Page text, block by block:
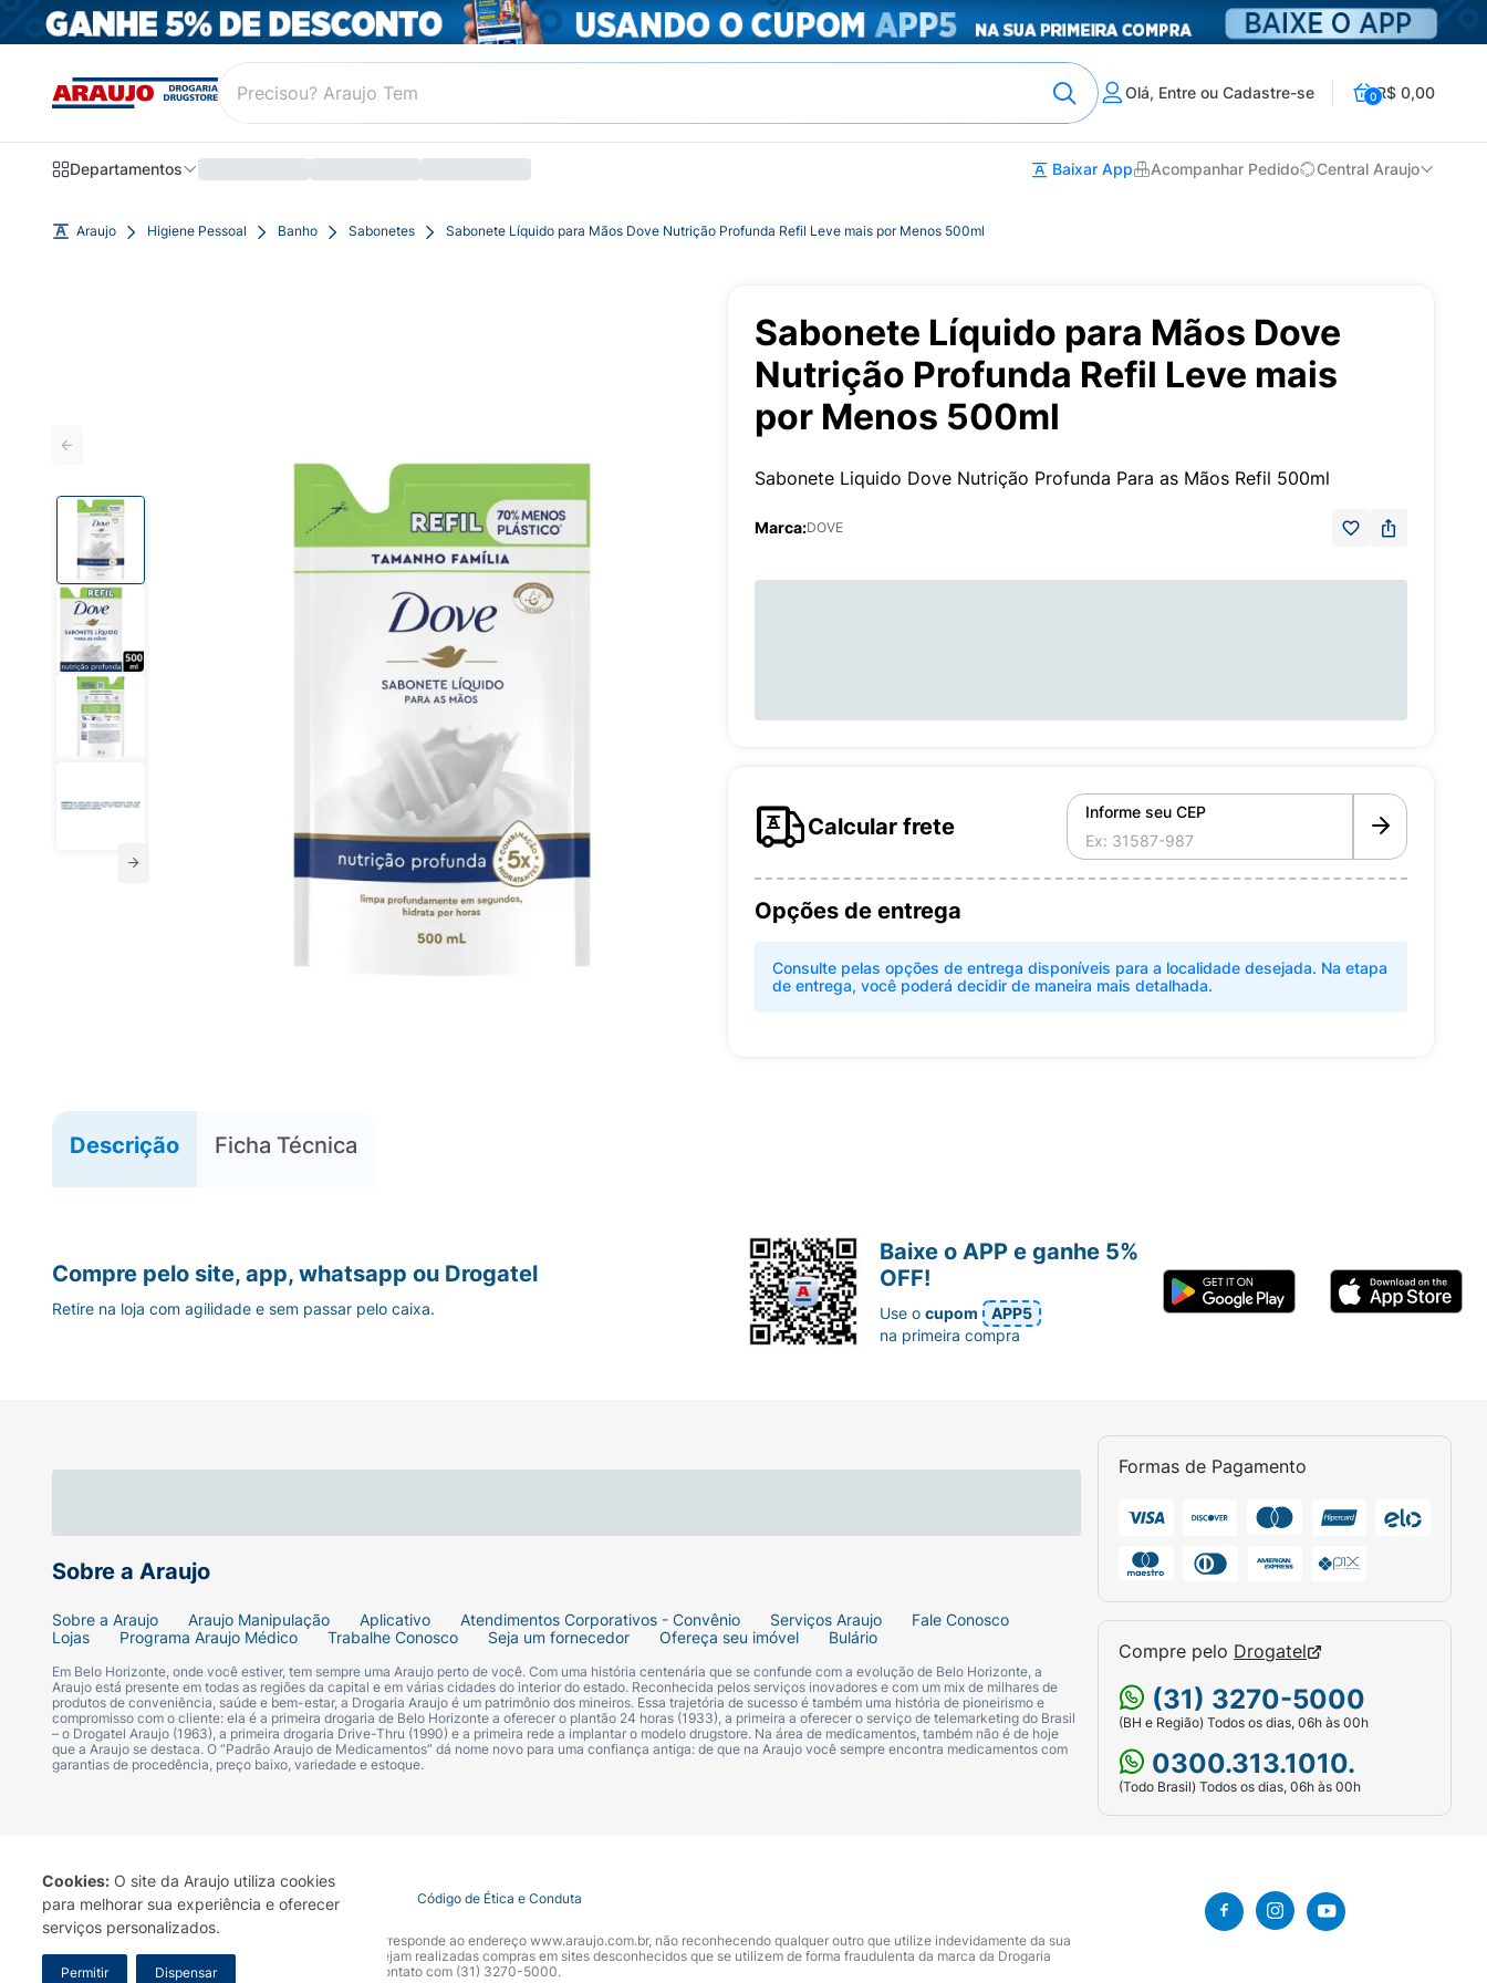
Cookies: O site da Araujo utiliza cookies
para melhorar sua experiência e oferecer
serviços personalizados.
Permitir Dispensar
Olá, Entre ou Cadastre-se 0R$ 0,00
Departamentos Baixar App Acompanhar Pedido Central Araujo
Araujo Higiene Pessoal Banho Sabonetes Sabonete Líquido para Mãos Dove Nutrição Profunda Refil Leve mais por Menos 500ml
Sabonete Líquido para Mãos Dove
Nutrição Profunda Refil Leve mais
por Menos 500ml
Sabonete Liquido Dove Nutrição Profunda Para as Mãos Refil 500ml
Marca:DOVE
Calcular frete
Informe seu CEP
Opções de entrega
Consulte pelas opções de entrega disponíveis para a localidade desejada. Na etapa
de entrega, você poderá decidir de maneira mais detalhada.
Descrição Ficha Técnica
Sobre a Araujo
Sobre a Araujo Araujo Manipulação Aplicativo Atendimentos Corporativos - Convênio Serviços Araujo
Fale Conosco
Lojas
Programa Araujo Médico Trabalhe Conosco Seja um fornecedor Ofereça seu imóvel Bulário
Em Belo Horizonte, onde você estiver, tem sempre uma Araujo perto de você. Com uma história centenária que se confunde com a evolução de Belo Horizonte, a
Araujo está presente em todas as regiões da capital e em várias cidades do interior do estado. Reconhecida pelos serviços inovadores e com um mix de milhares de
produtos de conveniência, saúde e bem-estar, a Drogaria Araujo é um patrimônio dos mineiros. Essa trajetória de sucesso é também uma história de pioneirismo e
compromisso com o cliente: ela é a primeira drogaria de Belo Horizonte a oferecer o plantão 24 horas (1933), a primeira a oferecer o serviço de telemarketing do Brasil
– o Drogatel Araujo (1963), a primeira drogaria Drive-Thru (1990) e a primeira rede a implantar o modelo drugstore. Na área de medicamentos, também não é de hoje
que a Araujo se destaca. O “Padrão Araujo de Medicamentos” dá nome novo para uma confiança antiga: de que na Araujo você sempre encontra medicamentos com
garantias de procedência, preço baixo, variedade e estoque.
Formas de Pagamento
Compre pelo Drogatel
(31) 3270-5000
(BH e Região) Todos os dias, 06h às 00h
0300.313.1010.
(Todo Brasil) Todos os dias, 06h às 00h
Compre pelo site, app, whatsapp ou Drogatel
Retire na loja com agilidade e sem passar pelo caixa.
Baixe o APP e ganhe 5%
OFF!
Use ocupom
APP5
na primeira compra
Termo de Uso Portal da Privacidade Covid-19 Código de Ética e Conduta
A Drogaria Araujo S/A informa que o seu site oficial corresponde ao endereço www.araujo.com.br, não reconhecendo qualquer outro que utilize indevidamente da sua
marca. Para sua segurança recomendamos que não sejam realizadas compras em sites desconhecidos que se utilizem de forma fraudulenta da marca da Drogaria
Araujo S.A. Em caso de dúvidas, gentileza entrar em contato com (31) 3270-5000.